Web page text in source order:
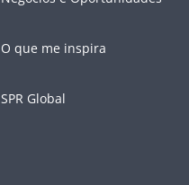
O que me inspira
SPR Global